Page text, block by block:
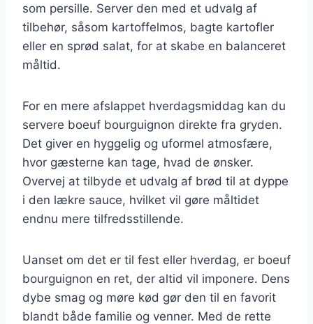
som persille. Server den med et udvalg af
tilbehør, såsom kartoffelmos, bagte kartofler
eller en sprød salat, for at skabe en balanceret
måltid.
For en mere afslappet hverdagsmiddag kan du
servere boeuf bourguignon direkte fra gryden.
Det giver en hyggelig og uformel atmosfære,
hvor gæsterne kan tage, hvad de ønsker.
Overvej at tilbyde et udvalg af brød til at dyppe
i den lækre sauce, hvilket vil gøre måltidet
endnu mere tilfredsstillende.
Uanset om det er til fest eller hverdag, er boeuf
bourguignon en ret, der altid vil imponere. Dens
dybe smag og møre kød gør den til en favorit
blandt både familie og venner. Med de rette